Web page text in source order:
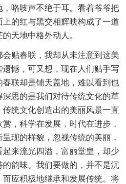
咯吱声不绝于耳。看着爷爷把
的红与黑交相辉映构成了一道
天地中格外动人。
贴春联，我却从未注意到这美
憾，可又想，现在人们贴手写
联却是铺天盖地，难以看到也
思的是我们对待传统文化的草
统文化创造出的美丽风景一直
，科学在发展，时代在进步，
现的样貌，忽视传统的美丽，
来流光四溢，富丽堂皇，却少
韵味。我们要做的，并不是沉
应积极地继承和发展传统。将